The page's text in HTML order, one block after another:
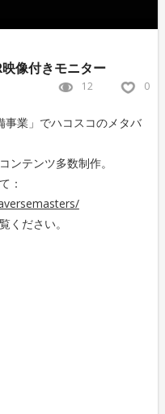
像付きモニター
12 0
事業」でハコスコのメタバ
テンツ多数制作。
：
ください。